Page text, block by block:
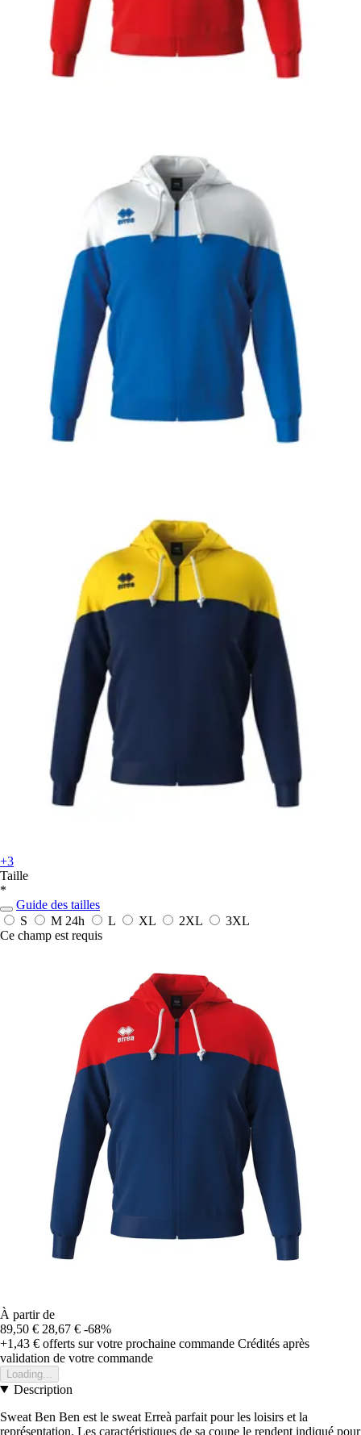
+3
Taille
*
Guide des tailles
S
M 24h L XL 2XL
3XL
Ce champ est requis
À partir de
89,50 € 28,67 € -68%
+1,43 € offerts sur votre prochaine commande Crédités après
validation de votre commande
Loading...
Description
Sweat Ben Ben est le sweat Erreà parfait pour les loisirs et la
représentation. Les caractéristiques de sa coupe le rendent indiqué pour